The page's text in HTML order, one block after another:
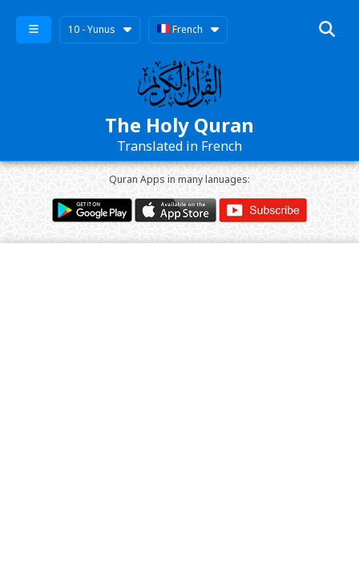
10 - Yunus French
The Holy Quran
Translated in French
Quran Apps in many lanuages: